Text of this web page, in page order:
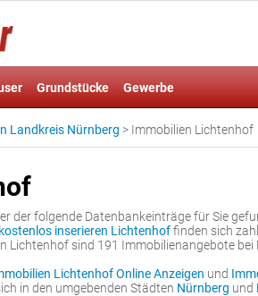
Grundstücke Gewerbe
Landkreis Nürnberg > Immobilien Lichtenhof
der folgende Datenbankeinträge für Sie
inserieren Lichtenhoffinden sich
Lichtenhof sind 191 Immobilienangebote bei
Lichtenhof Online Anzeigen und
in den umgebenden Städten Nürnberg und